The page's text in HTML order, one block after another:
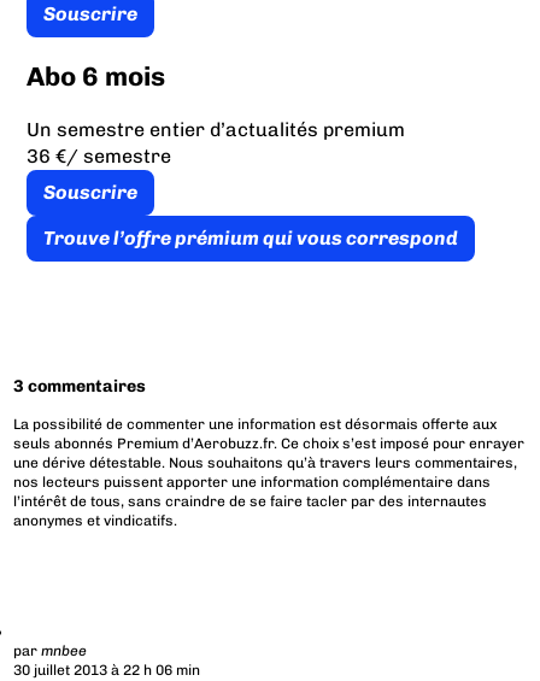
Souscrire
Abo 6 mois
Un semestre entier d’actualités premium
36 €/ semestre
Souscrire
Trouve l’offre prémium qui vous correspond
3 commentaires
La possibilité de commenter une information est désormais offerte aux
seuls abonnés Premium d’Aerobuzz.fr. Ce choix s’est imposé pour enrayer
une dérive détestable. Nous souhaitons qu’à travers leurs commentaires,
nos lecteurs puissent apporter une information complémentaire dans
l’intérêt de tous, sans craindre de se faire tacler par des internautes
anonymes et vindicatifs.
parmnbee
30 juillet 2013 à 22 h 06 min